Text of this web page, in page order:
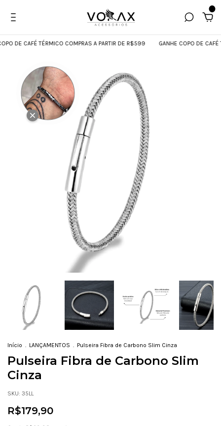
CAFÉ TÉRMICO COMPRAS A PARTIR DE R$599 GANHE COPO DE CAFÉ
Início . LANÇAMENTOS . Pulseira Fibra de Carbono Slim Cinza
Pulseira Fibra de Carbono Slim
Cinza
SKU: 35LL
R$179,90